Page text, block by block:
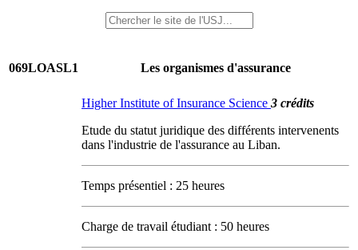
069LOASL1 Les organismes d'assurance
Higher Institute of Insurance Science 3 crédits
Etude du statut juridique des différents intervenents
dans l'industrie de l'assurance au Liban.
Temps présentiel : 25 heures
Charge de travail étudiant : 50 heures